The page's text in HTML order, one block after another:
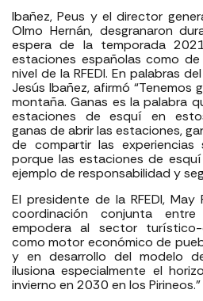
Ibañez, Peus y el director
Olmo Hernán, desgranaron
espera de la temporada
estaciones españolas como
nivel de la RFEDI. En palabras
Jesús Ibañez, afirmó “Tenemos
montaña. Ganas es la palabra
estaciones de esquí en
ganas de abrir las estaciones,
de compartir las experiencias
porque las estaciones de
ejemplo de responsabilidad y
El presidente de la RFEDI,
coordinación conjunta entre
empodera al sector
como motor económico de
y en desarrollo del modelo
ilusiona especialmente el
invierno en 2030 en los Pirineos.”